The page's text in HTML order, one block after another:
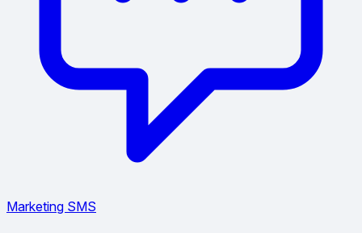
Marketing SMS